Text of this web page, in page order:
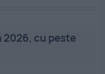
cu peste